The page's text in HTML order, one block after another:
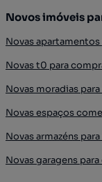
Novos imóveis
Novas
Novas t0 para
Novas moradias
Novas espaços
Novas armazéns
Novas garagens